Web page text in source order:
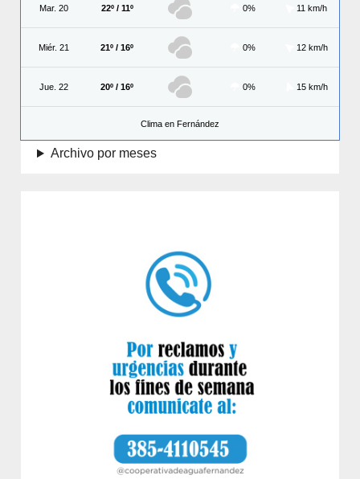
Mar. 20 22º / 11º 0% 11 km/h
Miér. 21 21º / 16º 0% 12 km/h
Jue. 22 20º / 16º 0% 15 km/h
Clima en Fernández
Archivo por meses